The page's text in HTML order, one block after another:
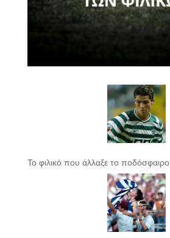
Το φιλικό που άλλαξε το ποδόσφαιρο